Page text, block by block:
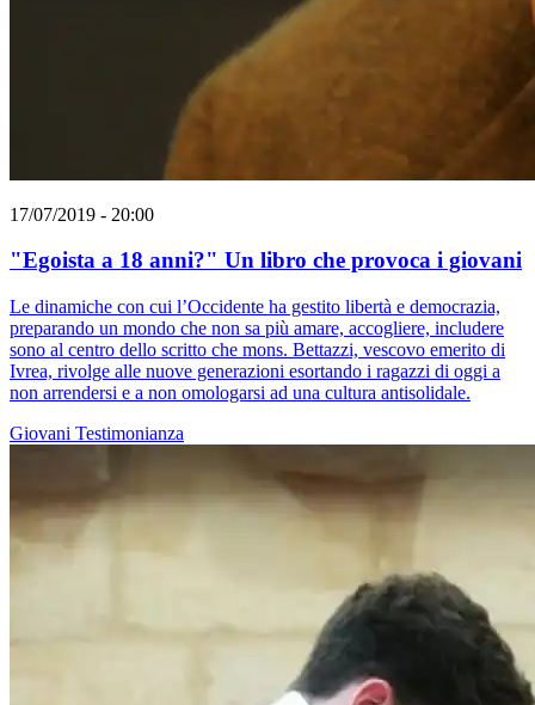
17/07/2019 - 20:00
"Egoista a 18 anni?" Un libro che provoca i giovani
Le dinamiche con cui l’Occidente ha gestito libertà e democrazia,
preparando un mondo che non sa più amare, accogliere, includere
sono al centro dello scritto che mons. Bettazzi, vescovo emerito di
Ivrea, rivolge alle nuove generazioni esortando i ragazzi di oggi a
non arrendersi e a non omologarsi ad una cultura antisolidale.
Giovani Testimonianza